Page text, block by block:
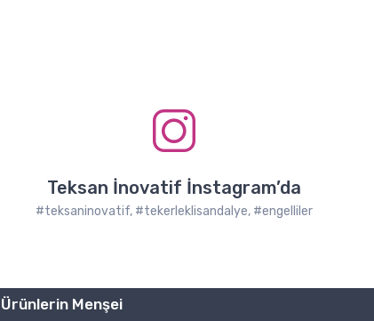
Teksan İnovatif İnstagram’da
#teksaninovatif, #tekerleklisandalye, #engelliler
Ürünlerin Menşei